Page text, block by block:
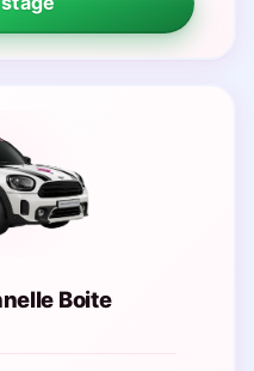
Boite